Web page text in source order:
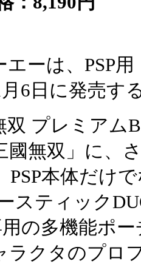
ーは、PSP
6日に発売す
プレミアム
國無双」に、
PSP本体だけ
スティック
用の多機能ポ
ラクタのプロ